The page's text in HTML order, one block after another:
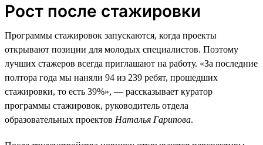
Рост после стажировки
Программы стажировок запускаются, когда проекты
открывают позиции для молодых специалистов. Поэтому
лучших стажеров всегда приглашают на работу. «За последние
полтора года мы наняли 94 из 239 ребят, прошедших
стажировки, то есть 39%», — рассказывает куратор
программы стажировок, руководитель отдела
образовательных проектов Наталья Гарипова.